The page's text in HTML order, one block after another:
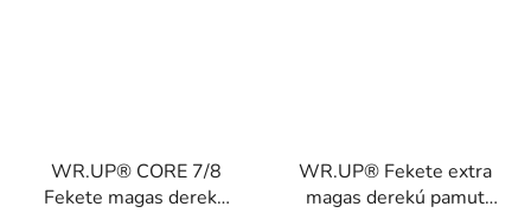
WR.UP® CORE 7/8
Fekete magas derekú
WR.UP® Fekete extra
magas derekú pamut